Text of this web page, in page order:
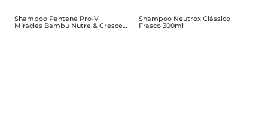
Shampoo Pantene Pro-V
Miracles Bambu Nutre & Cresce
510ml
Shampoo Neutrox Clássico
Frasco 300ml